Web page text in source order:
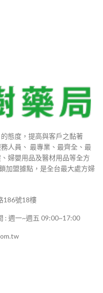
態度，提高與客戶之黏著
人員、 最專業、最齊全、最
婦嬰用品及醫材用品等全方
加盟據點，是全台最大處方婦
186號18樓
: 週一~週五 09:00~17:00